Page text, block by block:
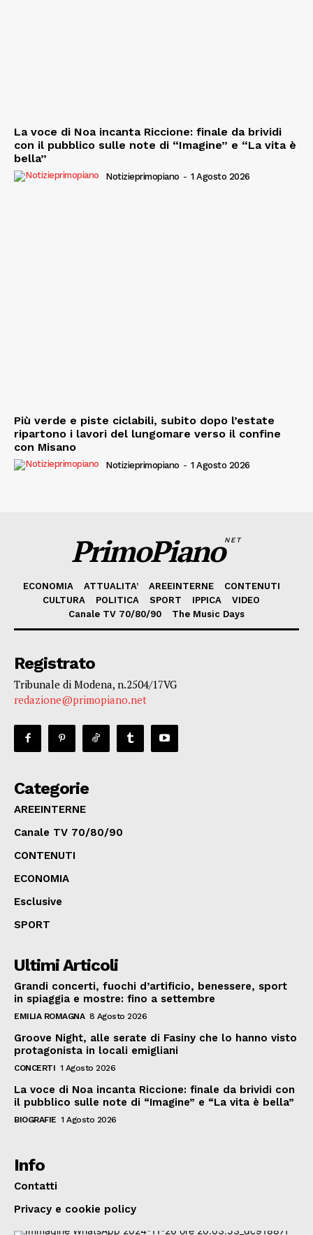
La voce di Noa incanta Riccione: finale da brividi
con il pubblico sulle note di “Imagine” e “La vita è
bella”
Notizieprimopiano - 1 Agosto 2026
Più verde e piste ciclabili, subito dopo l’estate
ripartono i lavori del lungomare verso il confine
con Misano
Notizieprimopiano - 1 Agosto 2026
PrimoPianoNET
ECONOMIA ATTUALITA’ AREEINTERNE
CONTENUTI
CULTURA
POLITICA SPORT IPPICA
VIDEO
Canale TV 70/80/90
The Music Days
Registrato
Tribunale di Modena, n.2504/17VG
redazione@primopiano.net
Categorie
AREEINTERNE
Canale TV 70/80/90
CONTENUTI
ECONOMIA
Esclusive
SPORT
Ultimi Articoli
Grandi concerti, fuochi d’artificio, benessere, sport
in spiaggia e mostre: fino a settembre
EMILIA ROMAGNA 8 Agosto 2026
Groove Night, alle serate di Fasiny che lo hanno visto
protagonista in locali emigliani
CONCERTI 1 Agosto 2026
La voce di Noa incanta Riccione: finale da brividi con
il pubblico sulle note di “Imagine” e “La vita è bella”
BIOGRAFIE 1 Agosto 2026
Info
Contatti
Privacy e cookie policy